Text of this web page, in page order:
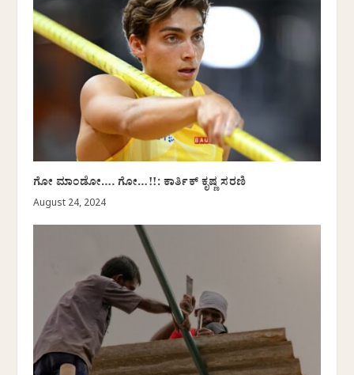
ಗೋ ಮಾಂಡೋ…. ಗೋ…!!: ಕಾರ್ತಿಕ್‌ ಕೃಷ್ಣ ಸರಣಿ
August 24, 2024